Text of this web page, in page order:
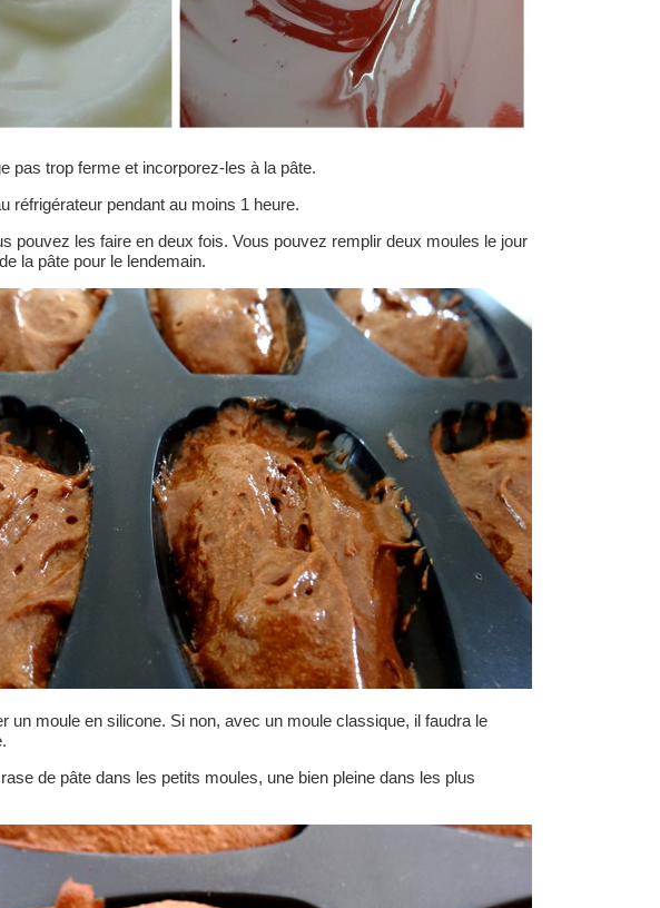
pas trop ferme et incorporez-les à la pâte.
réfrigérateur pendant au moins 1 heure.
pouvez les faire en deux fois. Vous pouvez remplir deux moules le jour
la pâte pour le lendemain.
un moule en silicone. Si non, avec un moule classique, il faudra le
de pâte dans les petits moules, une bien pleine dans les plus